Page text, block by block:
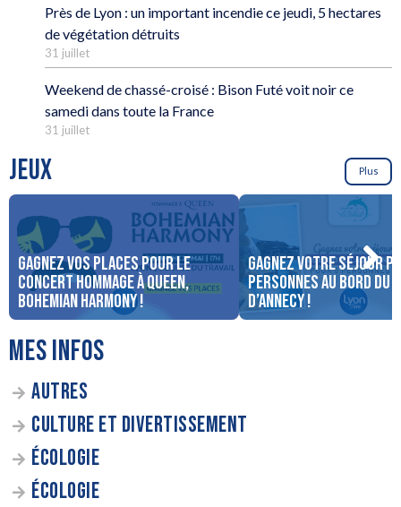
Près de Lyon : un important incendie ce jeudi, 5 hectares
de végétation détruits
31 juillet
Weekend de chassé-croisé : Bison Futé voit noir ce
samedi dans toute la France
31 juillet
JEUX Plus
Gagnez vos places pour le
concert Hommage à Queen,
Bohemian Harmony !
Gagnez votre séjour
personnes au bord du
d’Annecy !
MES INFOS
AUTRES
CULTURE ET DIVERTISSEMENT
ÉCOLOGIE
ÉCOLOGIE